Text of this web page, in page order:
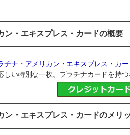
ン・エキスプレス・カードの概要
チナ・アメリカン・エキスプレス・カー
い特別な一枚。プラチナカードを持つ
ン・エキスプレス・カードのメリ